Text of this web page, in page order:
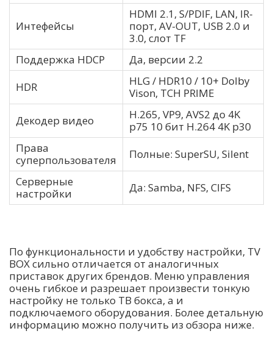
Интефейсы
HDMI 2.1, S/PDIF, LAN, IR-
порт, AV-OUT, USB 2.0 и
3.0, слот TF
Поддержка HDCP
Да, версии 2.2
HDR
HLG / HDR10 / 10+ Dolby
Vison, TCH PRIME
Декодер видео
H.265, VP9, ​​AVS2 до 4K
p75 10 бит H.264 4K p30
Права
суперпользователя
Полные: SuperSU, Silent
Серверные
настройки
Да: Samba, NFS, CIFS
По функциональности и удобству настройки, TV
BOX сильно отличается от аналогичных
приставок других брендов. Меню управления
очень гибкое и разрешает произвести тонкую
настройку не только ТВ бокса, а и
подключаемого оборудования. Более детальную
информацию можно получить из обзора ниже.